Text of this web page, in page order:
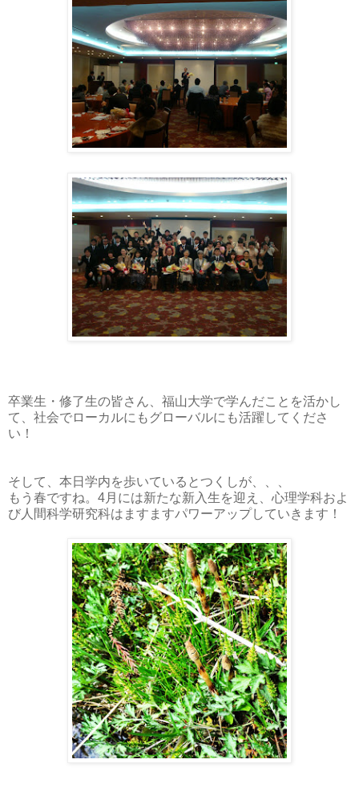
卒業生・修了生の皆さん、福山大学で学んだことを活かし
て、社会でローカルにもグローバルにも活躍してくださ
い！
そして、本日学内を歩いているとつくしが、、、
もう春ですね。4月には新たな新入生を迎え、心理学科およ
び人間科学研究科はますますパワーアップしていきます！